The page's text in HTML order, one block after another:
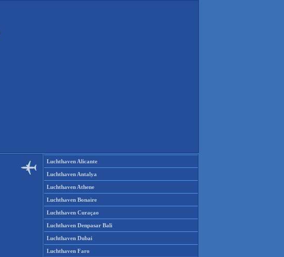
Luchthaven Alicante
Luchthaven Antalya
Luchthaven Athene
Luchthaven Bonaire
Luchthaven Curaçao
Luchthaven Denpasar Bali
Luchthaven Dubai
Luchthaven Faro